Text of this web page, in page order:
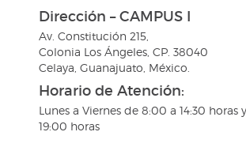
Dirección – CAMPUS I
Av. Constitución 215,
Colonia Los Ángeles, CP. 38040
Celaya, Guanajuato, México.
Horario de Atención:
Lunes a Viernes de 8:00 a 14:30 horas
19:00 horas